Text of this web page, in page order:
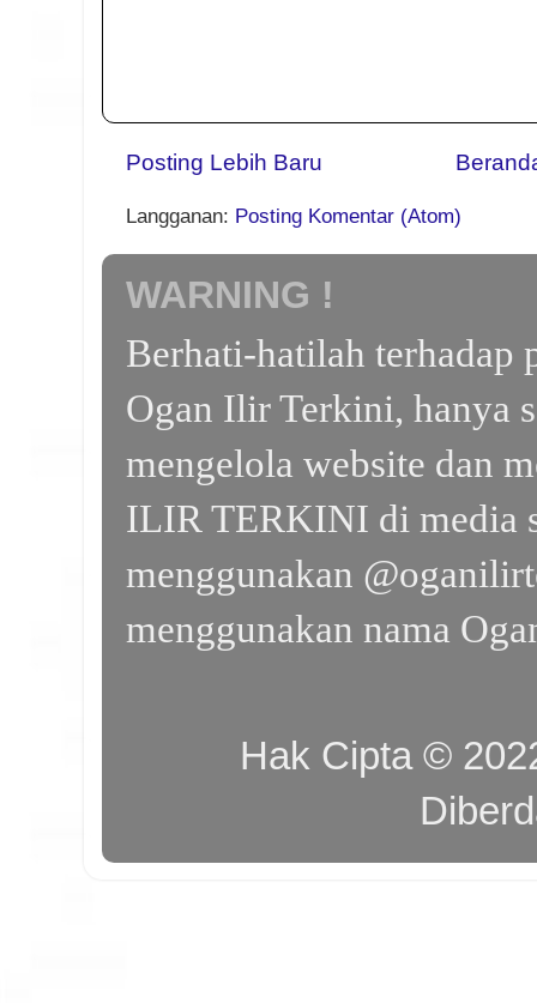
Posting Lebih Baru
Langganan: Posting Komentar (Atom)
WARNING !
Berhati-hatilah terhadap
Ogan Ilir Terkini, hanya
mengelola website dan
ILIR TERKINI di media
menggunakan
menggunakan nama
Hak Cipta ©